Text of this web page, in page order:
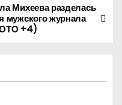
Михеева разделась
мужского журнала
+4)